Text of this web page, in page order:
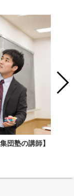
団塾の講師】